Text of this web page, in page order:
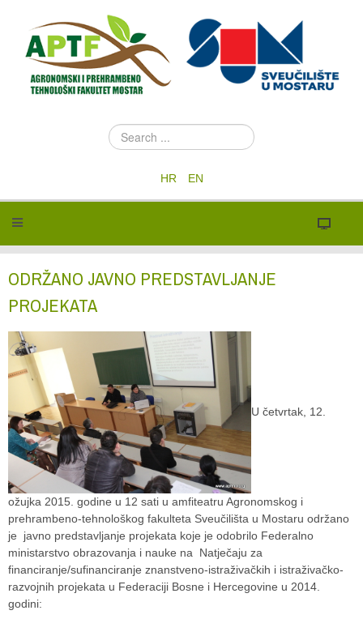
S
e
c
.
HR EN
ODRŽANO JAVNO PREDSTAVLJANJE
PROJEKATA
U četvrtak, 12.
ožujka 2015. godine u 12 sati u amfiteatru Agronomskog i
prehrambeno-tehnološkog fakulteta Sveučilišta u Mostaru održano
je javno predstavljanje projekata koje je odobrilo Federalno
ministarstvo obrazovanja i nauke na Natječaju za
financiranje/sufinanciranje znanstveno-istraživačkih i istraživačko-
razvojnih projekata u Federaciji Bosne i Hercegovine u 2014.
godini: